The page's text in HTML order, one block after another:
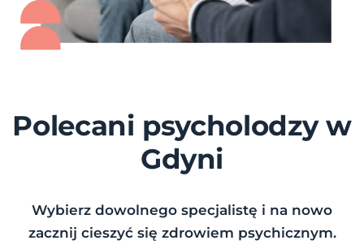
Polecani psycholodzy w
Gdyni
Wybierz dowolnego specjalistę i na nowo
zacznij cieszyć się zdrowiem psychicznym.